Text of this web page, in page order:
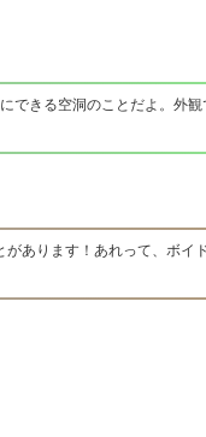
できる空洞のことだよ。外
あります！あれって、ボイ